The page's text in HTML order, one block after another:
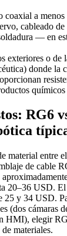
coaxial a menos
cableado
— en
exteriores o de
donde la
químicos
RG6
material entre
de cable
20–36 USD. El
25 y 34 USD.
(dos cámaras
HMI), elegir
materiales.